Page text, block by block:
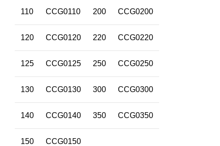
110 CCG0110 200 CCG0200
120 CCG0120 220 CCG0220
125 CCG0125 250 CCG0250
130 CCG0130 300 CCG0300
140 CCG0140 350 CCG0350
150 CCG0150